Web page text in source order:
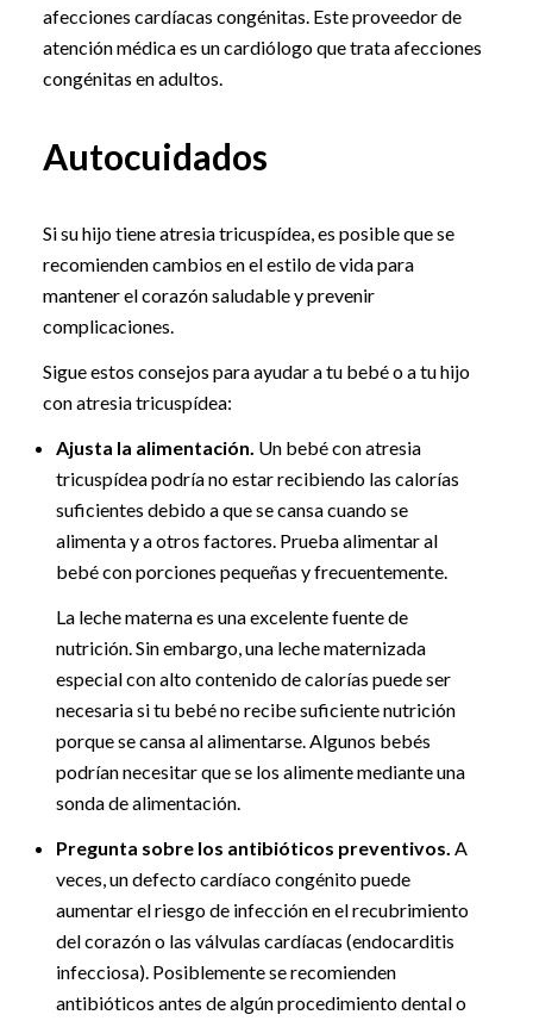
afecciones cardíacas congénitas. Este proveedor de
atención médica es un cardiólogo que trata afecciones
congénitas en adultos.
Autocuidados
Si su hijo tiene atresia tricuspídea, es posible que se
recomienden cambios en el estilo de vida para
mantener el corazón saludable y prevenir
complicaciones.
Sigue estos consejos para ayudar a tu bebé o a tu hijo
con atresia tricuspídea:
Ajusta la alimentación. Un bebé con atresia
tricuspídea podría no estar recibiendo las calorías
suficientes debido a que se cansa cuando se
alimenta y a otros factores. Prueba alimentar al
bebé con porciones pequeñas y frecuentemente.
La leche materna es una excelente fuente de
nutrición. Sin embargo, una leche maternizada
especial con alto contenido de calorías puede ser
necesaria si tu bebé no recibe suficiente nutrición
porque se cansa al alimentarse. Algunos bebés
podrían necesitar que se los alimente mediante una
sonda de alimentación.
Pregunta sobre los antibióticos preventivos. A
veces, un defecto cardíaco congénito puede
aumentar el riesgo de infección en el recubrimiento
del corazón o las válvulas cardíacas (endocarditis
infecciosa). Posiblemente se recomienden
antibióticos antes de algún procedimiento dental o